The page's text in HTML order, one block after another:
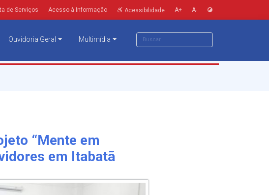
de Serviços Acesso à Informação Acessibilidade A+ A-
Ouvidoria Geral Multimídia
“Mente em
em Itabatã